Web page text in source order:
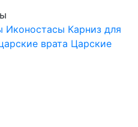
Иконостасы Карниз для
врата Царские